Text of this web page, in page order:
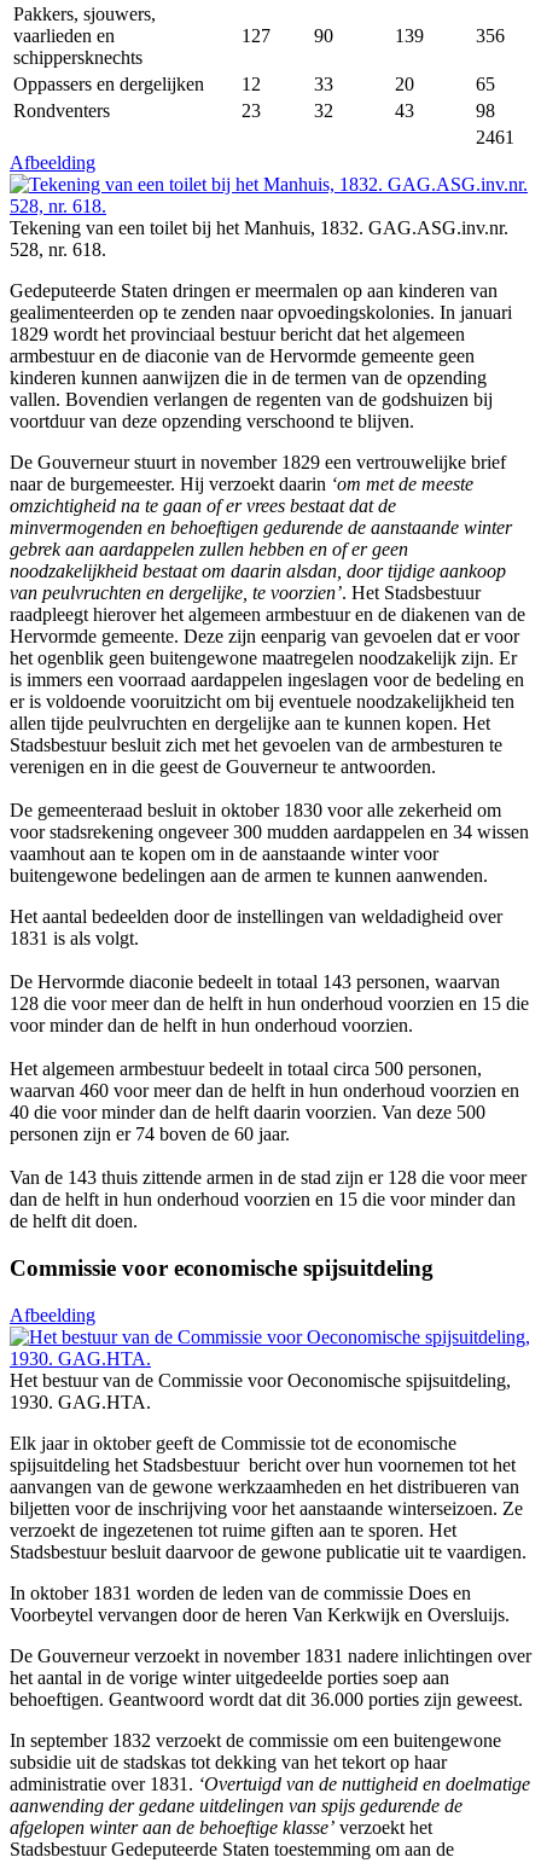
Pakkers, sjouwers,
vaarlieden en
schippersknechts
127 90 139 356
Oppassers en dergelijken 12 33 20
65
Rondventers
23 32 43
98
2461
Afbeelding
Tekening van een toilet bij het Manhuis, 1832. GAG.ASG.inv.nr.
528, nr. 618.
Gedeputeerde Staten dringen er meermalen op aan kinderen van
gealimenteerden op te zenden naar opvoedingskolonies. In januari
1829 wordt het provinciaal bestuur bericht dat het algemeen
armbestuur en de diaconie van de Hervormde gemeente geen
kinderen kunnen aanwijzen die in de termen van de opzending
vallen. Bovendien verlangen de regenten van de godshuizen bij
voortduur van deze opzending verschoond te blijven.
De Gouverneur stuurt in november 1829 een vertrouwelijke brief
naar de burgemeester. Hij verzoekt daarin ‘om met de meeste
omzichtigheid na te gaan of er vrees bestaat dat de
minvermogenden en behoeftigen gedurende de aanstaande winter
gebrek aan aardappelen zullen hebben en of er geen
noodzakelijkheid bestaat om daarin alsdan, door tijdige aankoop
van peulvruchten en dergelijke, te voorzien’. Het Stadsbestuur
raadpleegt hierover het algemeen armbestuur en de diakenen van de
Hervormde gemeente. Deze zijn eenparig van gevoelen dat er voor
het ogenblik geen buitengewone maatregelen noodzakelijk zijn. Er
is immers een voorraad aardappelen ingeslagen voor de bedeling en
er is voldoende vooruitzicht om bij eventuele noodzakelijkheid ten
allen tijde peulvruchten en dergelijke aan te kunnen kopen. Het
Stadsbestuur besluit zich met het gevoelen van de armbesturen te
verenigen en in die geest de Gouverneur te antwoorden.
De gemeenteraad besluit in oktober 1830 voor alle zekerheid om
voor stadsrekening ongeveer 300 mudden aardappelen en 34 wissen
vaamhout aan te kopen om in de aanstaande winter voor
buitengewone bedelingen aan de armen te kunnen aanwenden.
Het aantal bedeelden door de instellingen van weldadigheid over
1831 is als volgt.
De Hervormde diaconie bedeelt in totaal 143 personen, waarvan
128 die voor meer dan de helft in hun onderhoud voorzien en 15 die
voor minder dan de helft in hun onderhoud voorzien.
Het algemeen armbestuur bedeelt in totaal circa 500 personen,
waarvan 460 voor meer dan de helft in hun onderhoud voorzien en
40 die voor minder dan de helft daarin voorzien. Van deze 500
personen zijn er 74 boven de 60 jaar.
Van de 143 thuis zittende armen in de stad zijn er 128 die voor meer
dan de helft in hun onderhoud voorzien en 15 die voor minder dan
de helft dit doen.
Commissie voor economische spijsuitdeling
Afbeelding
Het bestuur van de Commissie voor Oeconomische spijsuitdeling,
1930. GAG.HTA.
Elk jaar in oktober geeft de Commissie tot de economische
spijsuitdeling het Stadsbestuur bericht over hun voornemen tot het
aanvangen van de gewone werkzaamheden en het distribueren van
biljetten voor de inschrijving voor het aanstaande winterseizoen. Ze
verzoekt de ingezetenen tot ruime giften aan te sporen. Het
Stadsbestuur besluit daarvoor de gewone publicatie uit te vaardigen.
In oktober 1831 worden de leden van de commissie Does en
Voorbeytel vervangen door de heren Van Kerkwijk en Oversluijs.
De Gouverneur verzoekt in november 1831 nadere inlichtingen over
het aantal in de vorige winter uitgedeelde porties soep aan
behoeftigen. Geantwoord wordt dat dit 36.000 porties zijn geweest.
In september 1832 verzoekt de commissie om een buitengewone
subsidie uit de stadskas tot dekking van het tekort op haar
administratie over 1831. ‘Overtuigd van de nuttigheid en doelmatige
aanwending der gedane uitdelingen van spijs gedurende de
afgelopen winter aan de behoeftige klasse’ verzoekt het
Stadsbestuur Gedeputeerde Staten toestemming om aan de